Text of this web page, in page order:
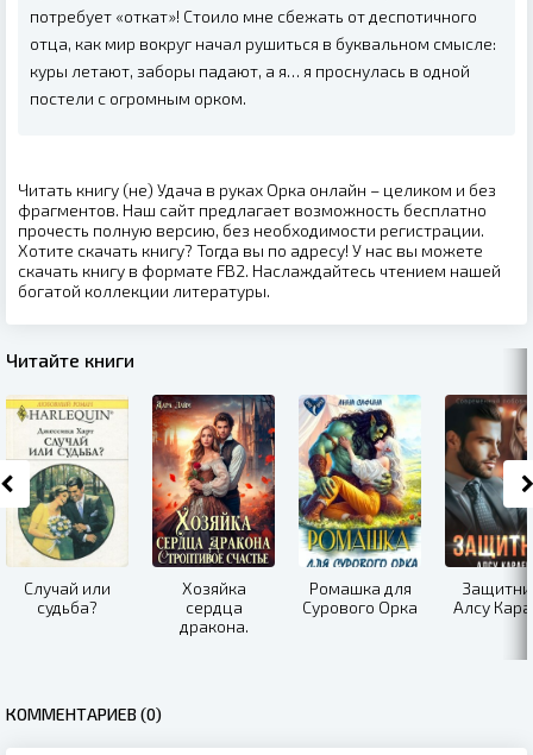
потребует «откат»! Стоило мне сбежать от деспотичного
отца, как мир вокруг начал рушиться в буквальном смысле:
куры летают, заборы падают, а я… я проснулась в одной
постели с огромным орком.
Читать книгу (не) Удача в руках Орка онлайн – целиком и без
фрагментов. Наш сайт предлагает возможность бесплатно
прочесть полную версию, без необходимости регистрации.
Хотите скачать книгу? Тогда вы по адресу! У нас вы можете
скачать книгу в формате FB2. Наслаждайтесь чтением нашей
богатой коллекции литературы.
Читайте книги
Случай или
судьба?
Хозяйка
сердца
дракона.
Ромашка для
Сурового Орка
Алсу
КОММЕНТАРИЕВ (0)